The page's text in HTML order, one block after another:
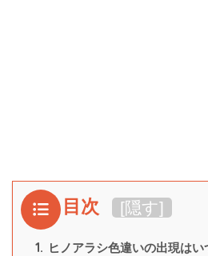
目次 [隠す]
1. ヒノアラシ色違いの出現はい